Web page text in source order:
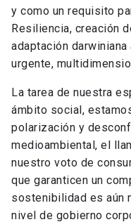
y como un requisito
Resiliencia, creación
adaptación
urgente,
La tarea de nuestra
ámbito social,
polarización y
medioambiental, el
nuestro voto de
que garanticen un
sostenibilidad es aún
nivel de gobierno